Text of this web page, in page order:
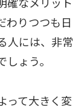
わりつつも日
人には、非常
ょう。
って大きく変